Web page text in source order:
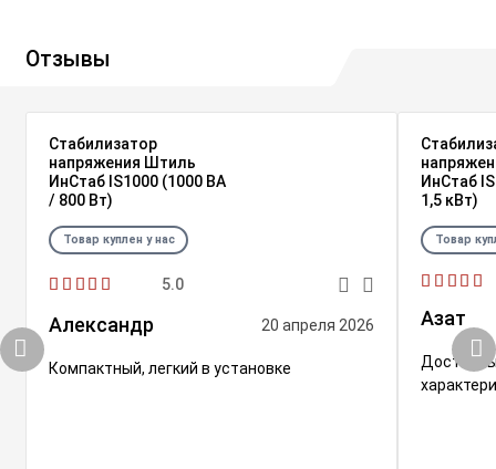
Отзывы
Стабилизатор
напряжения Штиль
ИнСтаб IS1000 (1000 ВА
/ 800 Вт)
Товар куплен у нас
5.0
Александр 20 апреля 2026
Компактный, легкий в установке
ИнСтаб
1,5 кВт)
Товар
Азат